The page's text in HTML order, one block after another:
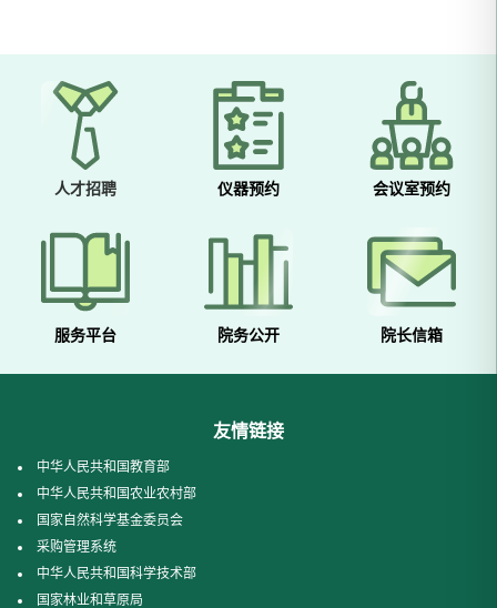
人才招聘 仪器预约 会议室预约
服务平台 院务公开 院长信箱
友情链接
中华人民共和国教育部
中华人民共和国农业农村部
国家自然科学基金委员会
采购管理系统
中华人民共和国科学技术部
国家林业和草原局